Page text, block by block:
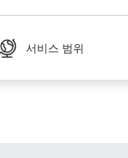
서비스 범위